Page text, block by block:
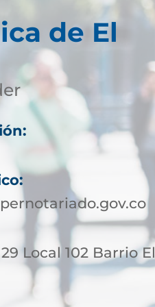
de El
Local 102 Barrio El